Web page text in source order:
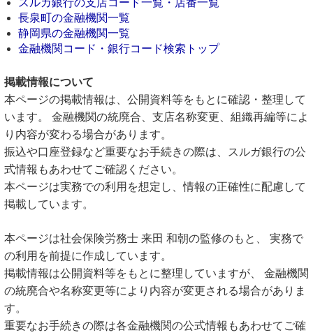
スルガ銀行の支店コード一覧・店番一覧
長泉町の金融機関一覧
静岡県の金融機関一覧
金融機関コード・銀行コード検索トップ
掲載情報について
本ページの掲載情報は、公開資料等をもとに確認・整理して
います。 金融機関の統廃合、支店名称変更、組織再編等によ
り内容が変わる場合があります。
振込や口座登録など重要なお手続きの際は、スルガ銀行の公
式情報もあわせてご確認ください。
本ページは実務での利用を想定し、情報の正確性に配慮して
掲載しています。
本ページは社会保険労務士 来田 和朝の監修のもと、 実務で
の利用を前提に作成しています。
掲載情報は公開資料等をもとに整理していますが、 金融機関
の統廃合や名称変更等により内容が変更される場合がありま
す。
重要なお手続きの際は各金融機関の公式情報もあわせてご確